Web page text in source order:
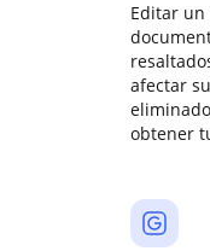
Editar un
afectar
obtener